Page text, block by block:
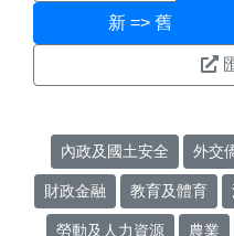
新 => 舊
內政及國土安全 外交
財政金融 教育及體育
勞動及人力資源 農業